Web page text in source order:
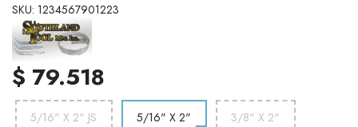
SKU: 1234567901223
$ 79.518
5/16" X 2" JS 5/16" X 2" 3/8" X 2"